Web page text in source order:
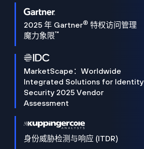
2025 年 Gartner® 特权访问管理
魔力象限™
MarketScape：Worldwide
Integrated Solutions for Identity
Security 2025 Vendor
Assessment
身份威胁检测与响应 (ITDR)